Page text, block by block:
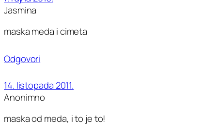
Jasmina
maska meda i cimeta
Odgovori
14. listopada 2011.
Anonimno
maska od meda, i to je to!